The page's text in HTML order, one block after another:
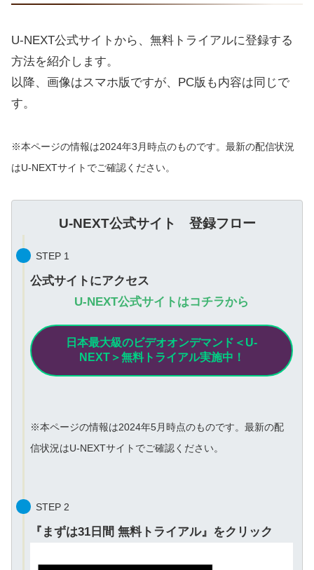
U-NEXT公式サイトから、無料トライアルに登録する
方法を紹介します。
以降、画像はスマホ版ですが、PC版も内容は同じで
す。
※本ページの情報は2024年3月時点のものです。最新の配信状況
はU-NEXTサイトでご確認ください。
U-NEXT公式サイト 登録フロー
STEP 1
公式サイトにアクセス
U-NEXT公式サイトはコチラから
日本最大級のビデオオンデマンド＜U-
NEXT＞無料トライアル実施中！
※本ページの情報は2024年5月時点のものです。最新の配
信状況はU-NEXTサイトでご確認ください。
STEP 2
『まずは31日間 無料トライアル』をクリック